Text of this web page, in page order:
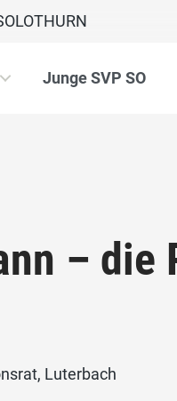
Junge SVP SO
– die
Luterbach